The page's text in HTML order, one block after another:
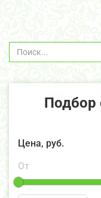
Подбор
Цена, руб.
От